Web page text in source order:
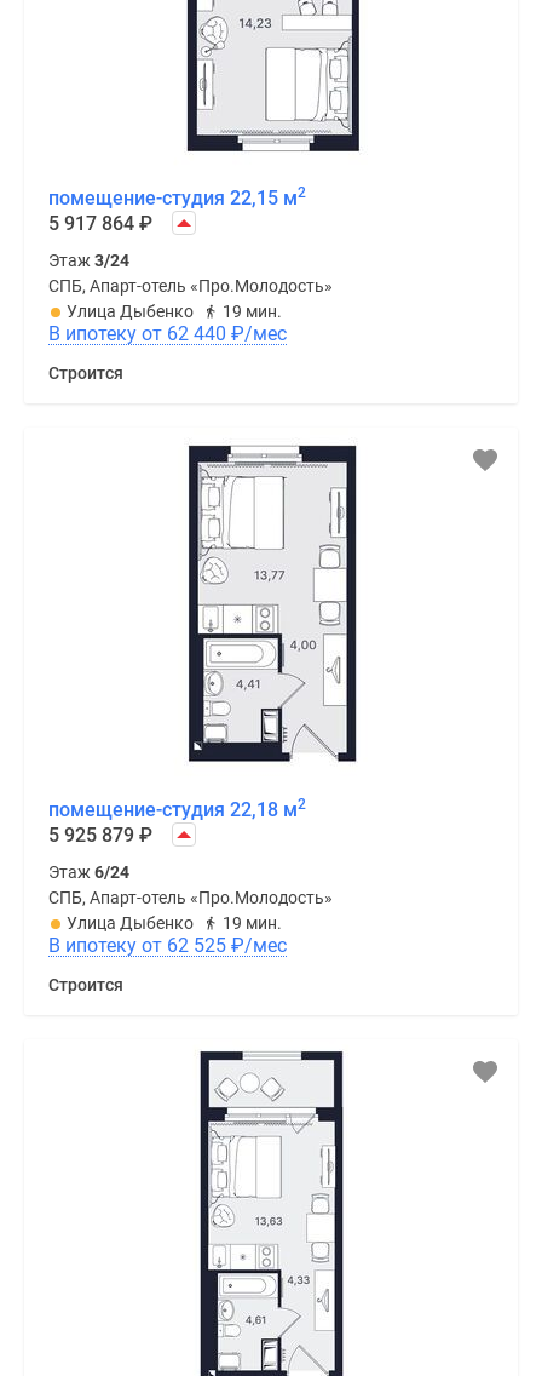
помещение-студия 22,15 м2
5 917 864 ₽
Этаж3/24
СПБ, Апарт-отель «Про.Молодость»
Улица Дыбенко
19 мин.
В ипотеку от 62 440 ₽/мес
Строится
помещение-студия 22,18 м2
5 925 879 ₽
Этаж6/24
СПБ, Апарт-отель «Про.Молодость»
Улица Дыбенко
19 мин.
В ипотеку от 62 525 ₽/мес
Строится